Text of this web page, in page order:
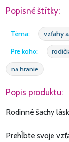
Popisné štítky:
Téma: vzťahy
Pre koho:
na hranie
Popis produktu:
Rodinné šachy
Prehĺbte svoje